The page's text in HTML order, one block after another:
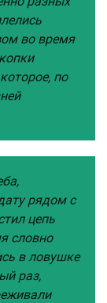
во время
по
рядом с
цепь
словно
в ловушке
раз,